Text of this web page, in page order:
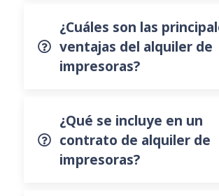
¿Cuáles son las
ventajas del alquiler de
impresoras?
¿Qué se incluye en un
contrato de alquiler de
impresoras?